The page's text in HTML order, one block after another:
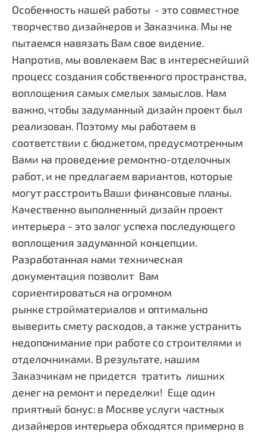
Особенность нашей работы - это совместное
творчество дизайнеров и Заказчика. Мы не
пытаемся навязать Вам свое видение.
Напротив, мы вовлекаем Вас в интереснейший
процесс создания собственного пространства,
воплощения самых смелых замыслов. Нам
важно, чтобы задуманный дизайн проект был
реализован. Поэтому мы работаем в
соответствии с бюджетом, предусмотренным
Вами на проведение ремонтно-отделочных
работ, и не предлагаем вариантов, которые
могут расстроить Ваши финансовые планы.
Качественно выполненный дизайн проект
интерьера - это залог успеха последующего
воплощения задуманной концепции.
Разработанная нами техническая
документация позволит Вам
сориентироваться на огромном
рынке стройматериалов и оптимально
выверить смету расходов, а также устранить
недопонимание при работе со строителями и
отделочниками. В результате, нашим
Заказчикам не придется тратить лишних
денег на ремонт и переделки! Еще один
приятный бонус: в Москве услуги частных
дизайнеров интерьера обходятся примерно в